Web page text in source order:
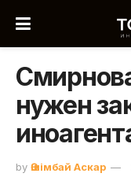
нужен
by Әшімбай Аскар